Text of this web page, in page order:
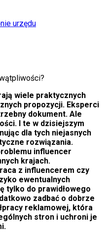
urzędu
wiele praktycznych
propozycji. Eksperci
dokument. Ale
I te w dzisiejszym
dla tych niejasnych
rozwiązania.
influencer
krajach.
z influencerem czy
ewentualnych
tylko do prawidłowego
zadbać o dobrze
łpracy reklamowej, która
ó lnych stron i uchroni je